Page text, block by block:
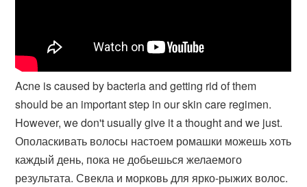
Acne is caused by bacteria and getting rid of them
should be an important step in our skin care regimen.
However, we don't usually give it a thought and we just.
Ополаскивать волосы настоем ромашки можешь хоть
каждый день, пока не добьешься желаемого
результата. Свекла и морковь для ярко-рыжих волос.